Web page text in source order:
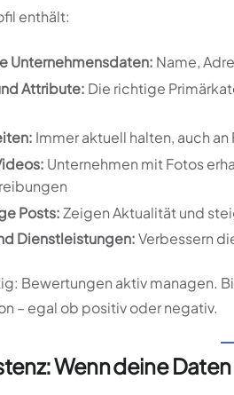
enthält:
Unternehmensdaten: Name,
Attribute: Die richtige
Immer aktuell halten, auch
Unternehmen mit Fotos
Posts:Zeigen Aktualität und
Dienstleistungen:Verbessern
Bewertungen aktiv managen.
– egal ob positiv oder negativ.
Wenn deine